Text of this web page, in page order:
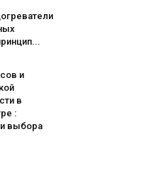
и
в
:
выбора